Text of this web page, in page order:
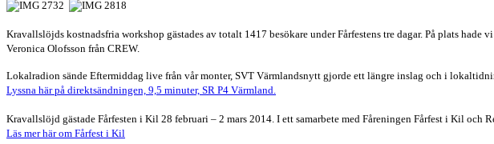
Kravallslöjds kostnadsfria workshop gästades av totalt 1417 besökare under Fårfestens tre dagar. På plats
Veronica Olofsson från CREW.
Lokalradion sände Eftermiddag live från vår monter, SVT Värmlandsnytt gjorde ett längre inslag och i
Lyssna här på direktsändningen, 9,5 minuter, SR P4 Värmland.
Kravallslöjd gästade Fårfesten i Kil 28 februari – 2 mars 2014. I ett samarbete med Fåreningen Fårfest i Kil och
Läs mer här om Fårfest i Kil